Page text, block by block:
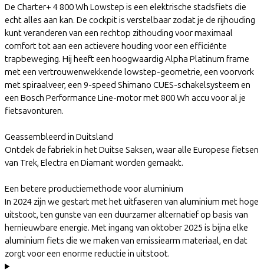
De Charter+ 4 800 Wh Lowstep is een elektrische stadsfiets die
echt alles aan kan. De cockpit is verstelbaar zodat je de rijhouding
kunt veranderen van een rechtop zithouding voor maximaal
comfort tot aan een actievere houding voor een efficiënte
trapbeweging. Hij heeft een hoogwaardig Alpha Platinum frame
met een vertrouwenwekkende lowstep-geometrie, een voorvork
met spiraalveer, een 9-speed Shimano CUES-schakelsysteem en
een Bosch Performance Line-motor met 800 Wh accu voor al je
fietsavonturen.
Geassembleerd in Duitsland
Ontdek de fabriek in het Duitse Saksen, waar alle Europese fietsen
van Trek, Electra en Diamant worden gemaakt.
Een betere productiemethode voor aluminium
In 2024 zijn we gestart met het uitfaseren van aluminium met hoge
uitstoot, ten gunste van een duurzamer alternatief op basis van
hernieuwbare energie. Met ingang van oktober 2025 is bijna elke
aluminium fiets die we maken van emissiearm materiaal, en dat
zorgt voor een enorme reductie in uitstoot.